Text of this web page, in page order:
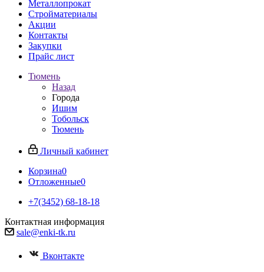
Металлопрокат
Стройматериалы
Акции
Контакты
Закупки
Прайс лист
Тюмень
Назад
Города
Ишим
Тобольск
Тюмень
Личный кабинет
Корзина0
Отложенные0
+7(3452) 68-18-18
Контактная информация
sale@enki-tk.ru
Вконтакте